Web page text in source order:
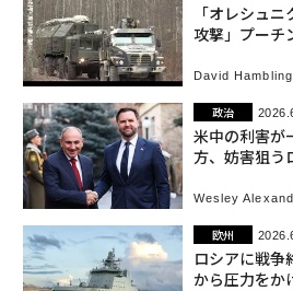
「オレシュ
攻撃」プーチ
David Hambling
政治
米中の利害が
方、妨害狙う
Wesley
欧州
ロシアに戦争
から圧力をか